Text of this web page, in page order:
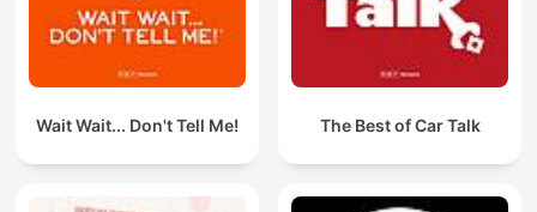
Wait Wait... Don't Tell Me! The Best of Car Talk